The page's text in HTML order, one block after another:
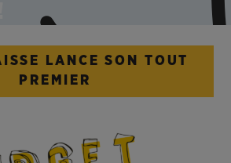
LANCE SON TOUT
PREMIER